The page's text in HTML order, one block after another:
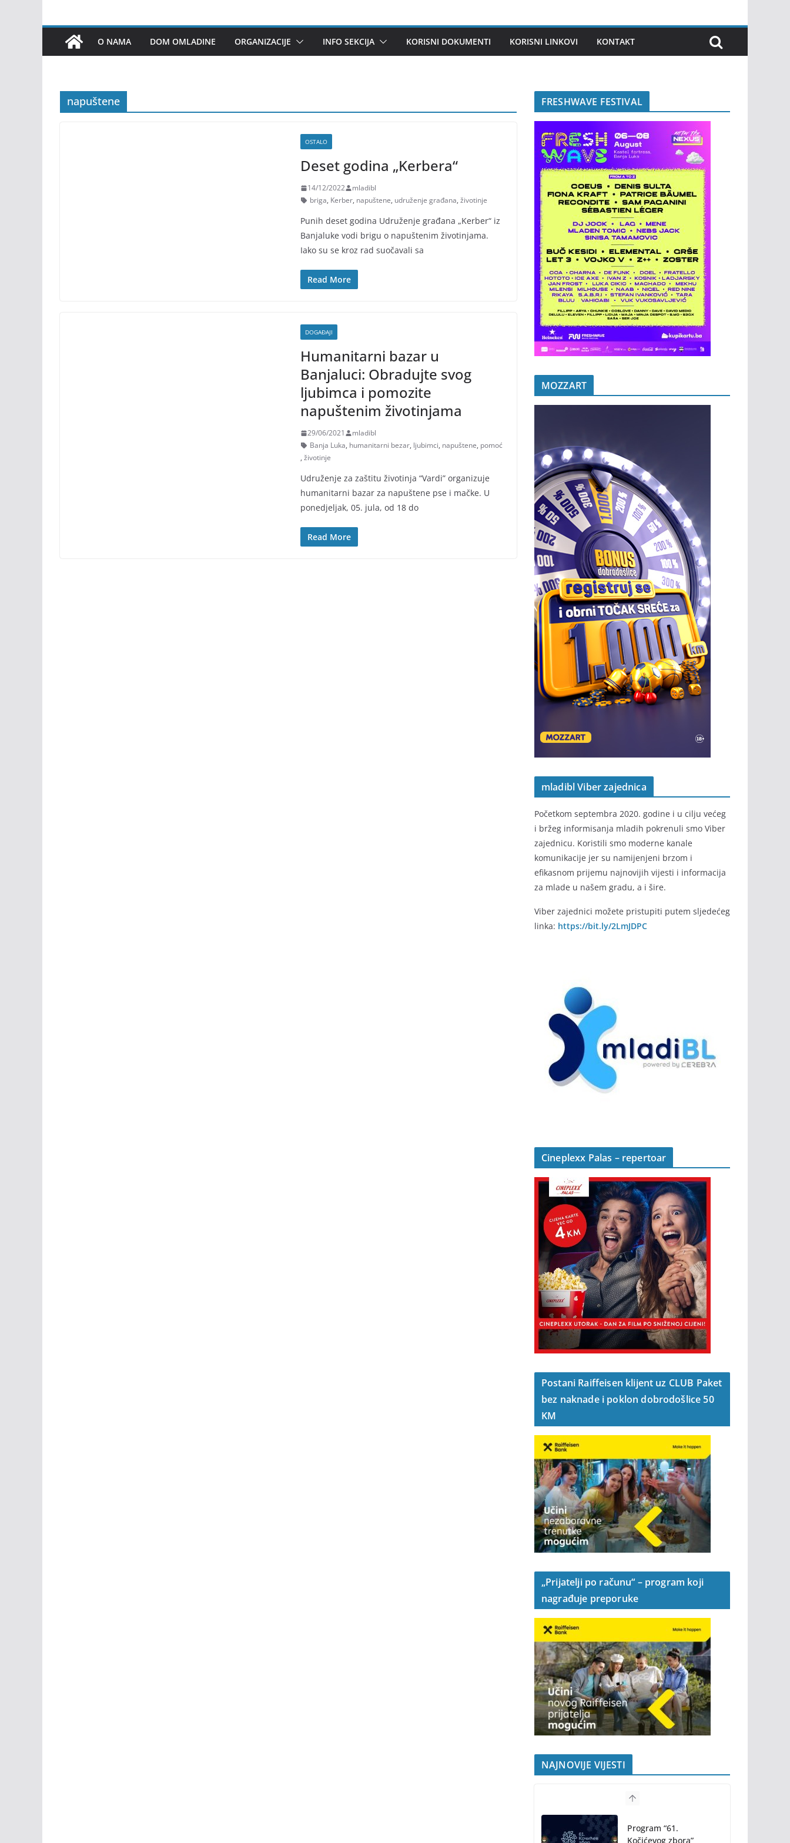
O NAMA DOM OMLADINE ORGANIZACIJE INFO SEKCIJA KORISNI DOKUMENTI KORISNI LINKOVI KONTAKT
napuštene
OSTALO
Deset godina „Kerbera“
14/12/2022
mladibl
briga, Kerber, napuštene, udruženje građana, životinje
Punih deset godina Udruženje građana „Kerber“ iz
Banjaluke vodi brigu o napuštenim životinjama.
Iako su se kroz rad suočavali sa
Read More
DOGAĐAJI
Humanitarni bazar u
Banjaluci: Obradujte svog
ljubimca i pomozite
napuštenim životinjama
29/06/2021
mladibl
Banja Luka, humanitarni bezar, ljubimci, napuštene, pomoć
, životinje
Udruženje za zaštitu životinja “Vardi” organizuje
humanitarni bazar za napuštene pse i mačke. U
ponedjeljak, 05. jula, od 18 do
Read More
FRESHWAVE FESTIVAL
MOZZART
mladibl Viber zajednica
Početkom septembra 2020. godine i u cilju većeg
i bržeg informisanja mladih pokrenuli smo Viber
zajednicu. Koristili smo moderne kanale
komunikacije jer su namijenjeni brzom i
efikasnom prijemu najnovijih vijesti i informacija
za mlade u našem gradu, a i šire.
Viber zajednici možete pristupiti putem sljedećeg
linka: https://bit.ly/2LmJDPC
Cineplexx Palas – repertoar
Postani Raiffeisen klijent uz CLUB Paket
bez naknade i poklon dobrodošlice 50
KM
„Prijatelji po računu“ – program koji
nagrađuje preporuke
NAJNOVIJE VIJESTI
Program “61.
Kočićevog zbora”